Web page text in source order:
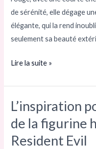
de sérénité, elle dégage
élégante, qui la rend
seulement sa beauté
Lire la suite »
L’inspiration
de la figurine
Resident Evil
L’inspiration
pour
la
conception